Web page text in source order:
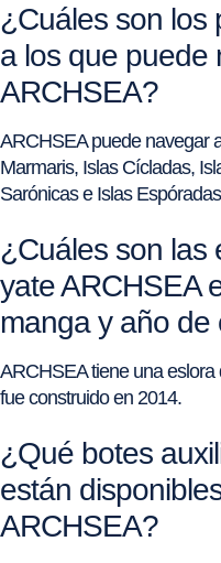
¿Cuáles son los
a los que puede
ARCHSEA?
ARCHSEA puede navegar
Marmaris, Islas Cícladas,
Sarónicas e Islas
¿Cuáles son las
yate ARCHSEA
manga y año de
ARCHSEA tiene una
fue construido en 2014.
¿Qué botes
están
ARCHSEA?